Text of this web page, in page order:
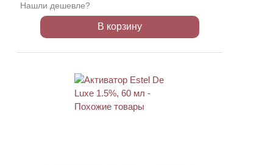
Нашли дешевле?
В корзину